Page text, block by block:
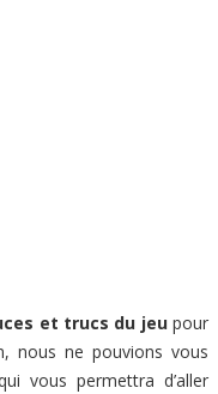
et trucs du jeupour
nous ne pouvions vous
vous permettra d’aller